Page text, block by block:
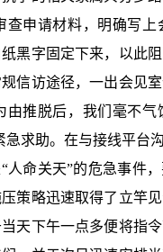
申请材料，明确写
黑字固定下来，以此
信访途径，一出会见
由推脱后，我们毫不
急求助。在与接线平台
人命关天”的危急事件
策略迅速取得了立竿
天下午一点多便将指